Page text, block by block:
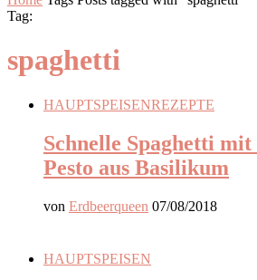
Tag:
spaghetti
HAUPTSPEISENREZEPTE
Schnelle Spaghetti mit
Pesto aus Basilikum
von Erdbeerqueen 07/08/2018
HAUPTSPEISEN